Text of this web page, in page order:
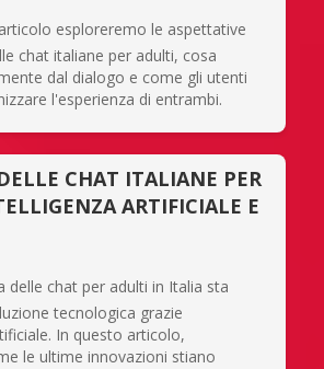
esploreremo le aspettative
chat italiane per adulti, cosa
dal dialogo e come gli utenti
l'esperienza di entrambi.
CHAT ITALIANE PER
ARTIFICIALE E
delle chat per adulti in Italia sta
tecnologica grazie
In questo articolo,
le ultime innovazioni stiano